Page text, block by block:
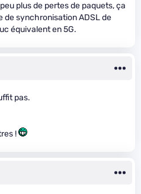
plus de pertes de paquets, ça
de synchronisation ADSL de
équivalent en 5G.
pas.
!